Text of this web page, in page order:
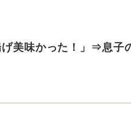
美味かった！」⇒息子